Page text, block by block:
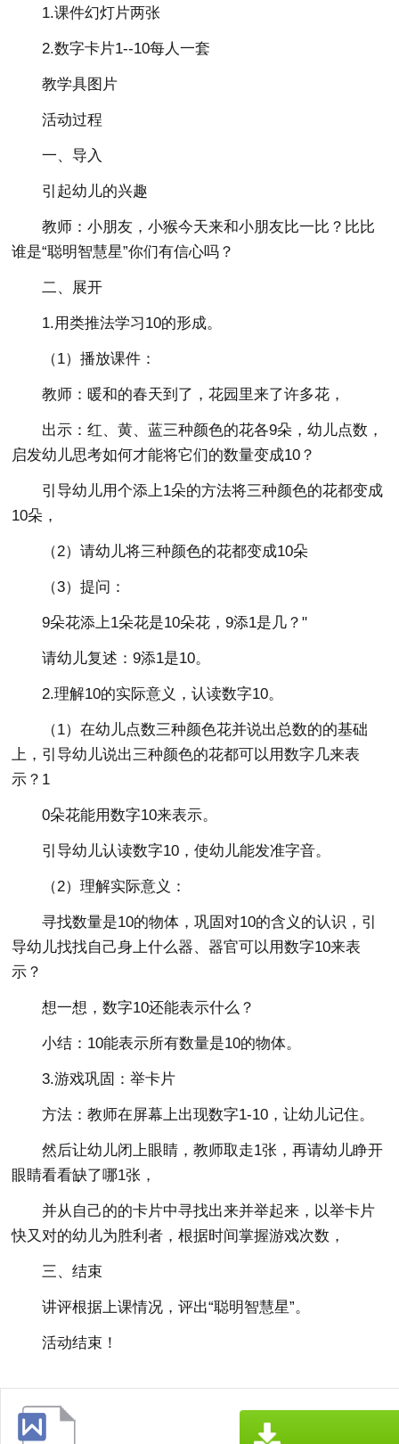
1.课件幻灯片两张
2.数字卡片1--10每人一套
教学具图片
活动过程
一、导入
引起幼儿的兴趣
教师：小朋友，小猴今天来和小朋友比一比？比比
谁是“聪明智慧星”你们有信心吗？
二、展开
1.用类推法学习10的形成。
（1）播放课件：
教师：暖和的春天到了，花园里来了许多花，
出示：红、黄、蓝三种颜色的花各9朵，幼儿点数，
启发幼儿思考如何才能将它们的数量变成10？
引导幼儿用个添上1朵的方法将三种颜色的花都变成
10朵，
（2）请幼儿将三种颜色的花都变成10朵
（3）提问：
9朵花添上1朵花是10朵花，9添1是几？"
请幼儿复述：9添1是10。
2.理解10的实际意义，认读数字10。
（1）在幼儿点数三种颜色花并说出总数的的基础
上，引导幼儿说出三种颜色的花都可以用数字几来表
示？1
0朵花能用数字10来表示。
引导幼儿认读数字10，使幼儿能发准字音。
（2）理解实际意义：
寻找数量是10的物体，巩固对10的含义的认识，引
导幼儿找找自己身上什么器、器官可以用数字10来表
示？
想一想，数字10还能表示什么？
小结：10能表示所有数量是10的物体。
3.游戏巩固：举卡片
方法：教师在屏幕上出现数字1-10，让幼儿记住。
然后让幼儿闭上眼睛，教师取走1张，再请幼儿睁开
眼睛看看缺了哪1张，
并从自己的的卡片中寻找出来并举起来，以举卡片
快又对的幼儿为胜利者，根据时间掌握游戏次数，
三、结束
讲评根据上课情况，评出“聪明智慧星”。
活动结束！